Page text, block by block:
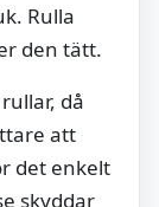
Rulla
den tätt.
då
att
det enkelt
skyddar